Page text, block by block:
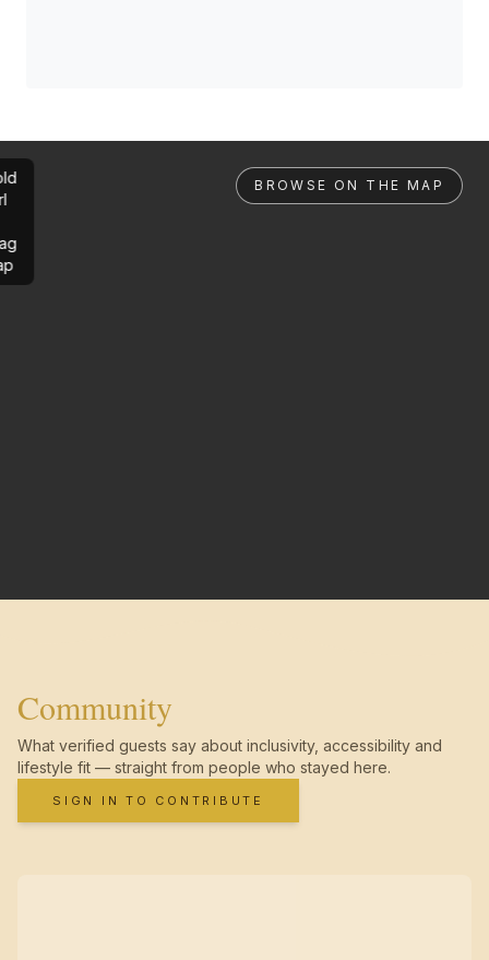
BROWSE ON THE MAP
Community
What verified guests say about inclusivity, accessibility and
lifestyle fit — straight from people who stayed here.
SIGN IN TO CONTRIBUTE